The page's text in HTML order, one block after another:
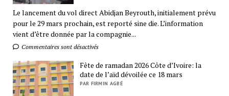
Le lancement du vol direct Abidjan Beyrouth, initialement prévu
pour le 29 mars prochain, est reporté sine die. L’information
vient d’être donnée par la compagnie...
Commentaires sont désactivés
Fête de ramadan 2026 Côte d’Ivoire: la
date de l’aïd dévoilée ce 18 mars
PAR FIRMIN AGBÉ